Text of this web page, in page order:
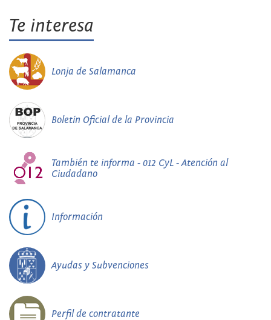
Te interesa
Lonja de Salamanca
Boletín Oficial de la Provincia
También te informa - 012 CyL - Atención al
Ciudadano
Información
Ayudas y Subvenciones
Perfil de contratante